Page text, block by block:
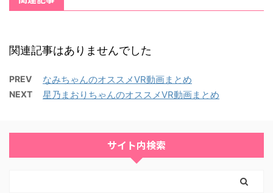
関連記事はありませんでした
PREV なみちゃんのオススメVR動画まとめ
NEXT 星乃まおりちゃんのオススメVR動画まとめ
サイト内検索